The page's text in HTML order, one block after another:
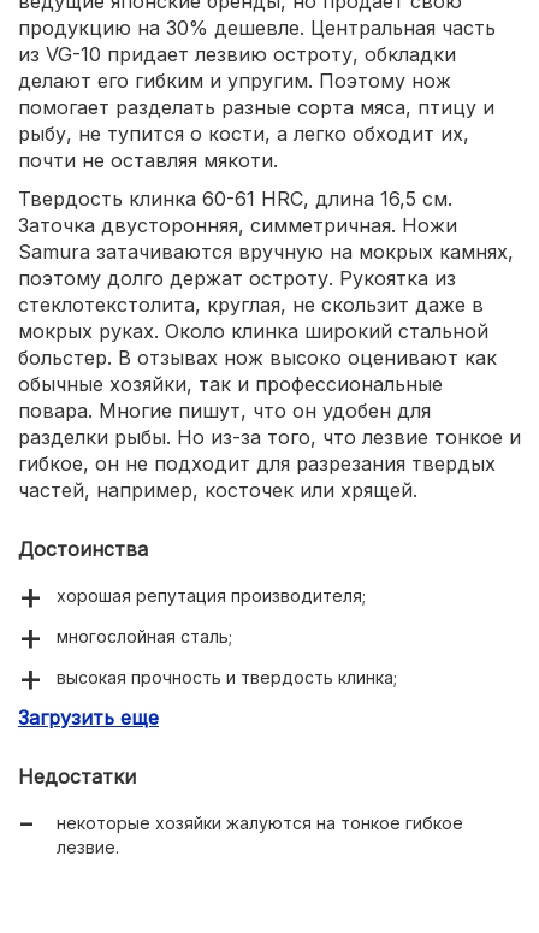
продукцию на 30% дешевле. Центральная часть
из VG-10 придает лезвию остроту, обкладки
делают его гибким и упругим. Поэтому нож
помогает разделать разные сорта мяса, птицу и
рыбу, не тупится о кости, а легко обходит их,
почти не оставляя мякоти.
Твердость клинка 60-61 HRC, длина 16,5 см.
Заточка двусторонняя, симметричная. Ножи
Samura затачиваются вручную на мокрых камнях,
поэтому долго держат остроту. Рукоятка из
стеклотекстолита, круглая, не скользит даже в
мокрых руках. Около клинка широкий стальной
больстер. В отзывах нож высоко оценивают как
обычные хозяйки, так и профессиональные
повара. Многие пишут, что он удобен для
разделки рыбы. Но из-за того, что лезвие тонкое и
гибкое, он не подходит для разрезания твердых
частей, например, косточек или хрящей.
Достоинства
хорошая репутация производителя;
многослойная сталь;
высокая прочность и твердость клинка;
качественная заточка;
Загрузить еще
Недостатки
некоторые хозяйки жалуются на тонкое гибкое
лезвие.